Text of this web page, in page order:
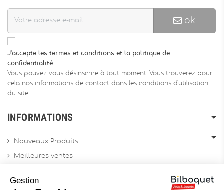
ok
J'accepte les termes et conditions et la politique de
confidentialité
Vous pouvez vous désinscrire à tout moment. Vous trouverez pour
cela nos informations de contact dans les conditions d'utilisation
du site.
INFORMATIONS
Nouveaux Produits
Meilleures ventes
Archives produits
Gestion